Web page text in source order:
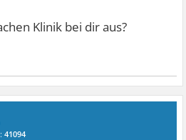
Klinik bei dir aus?
41094